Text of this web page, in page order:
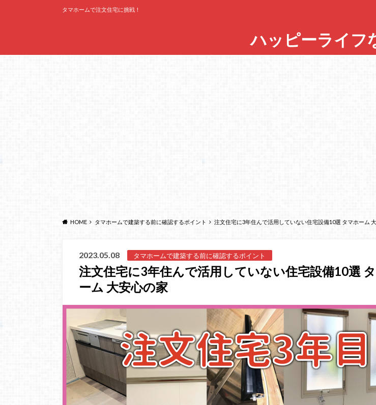
ハッピーライフ
タマホームで注文住宅に挑戦！
HOME タマホームで建築する前に確認するポイント 注文住宅に3年住んで活用していない住宅設備10選 タマホーム
2023.05.08 タマホームで建築する前に確認するポイント
注文住宅に3年住んで活用していない住宅設備10選
ーム 大安心の家